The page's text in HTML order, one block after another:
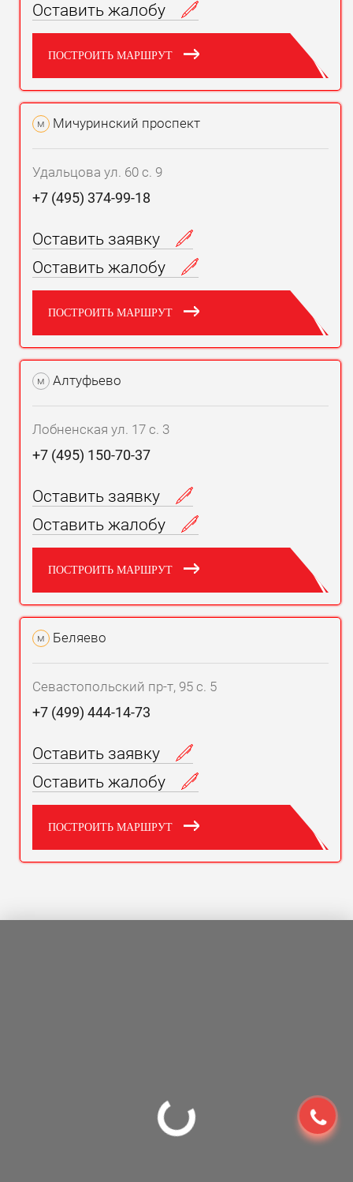
Оставить жалобу
ПОСТРОИТЬ МАРШРУТ
м Мичуринский проспект
Удальцова ул. 60 с. 9
+7 (495) 374-99-18
Оставить заявку
Оставить жалобу
ПОСТРОИТЬ МАРШРУТ
м Алтуфьево
Лобненская ул. 17 с. 3
+7 (495) 150-70-37
Оставить заявку
Оставить жалобу
ПОСТРОИТЬ МАРШРУТ
м Беляево
Севастопольский пр-т, 95 с. 5
+7 (499) 444-14-73
Оставить заявку
Оставить жалобу
ПОСТРОИТЬ МАРШРУТ